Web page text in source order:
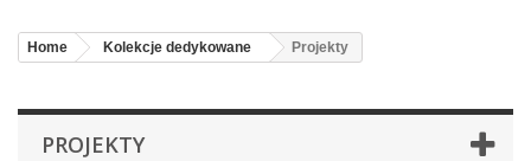
Home Kolekcje dedykowane Projekty
PROJEKTY